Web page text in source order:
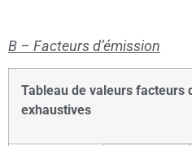
B – Facteurs d’émission
Tableau de valeurs facteurs
exhaustives